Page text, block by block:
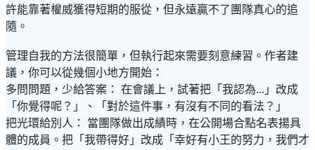
許能靠著權威獲得短期的服從，但永遠贏不了團隊真心的追
隨。
管理自我的方法很簡單，但執行起來需要刻意練習。作者建
議，你可以從幾個小地方開始：
多問問題，少給答案： 在會議上，試著把「我認為...」改成
「你覺得呢？」、「對於這件事，有沒有不同的看法？」
把光環給別人： 當團隊做出成績時，在公開場合點名表揚具
體的成員。把「我帶得好」改成「幸好有小王的努力，我們才